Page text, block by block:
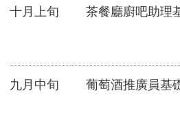
十月上旬 茶餐廳廚吧助理
九月中旬 葡萄酒推廣員基